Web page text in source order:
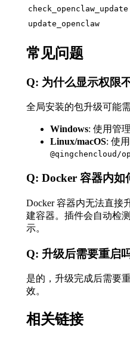
check_openclaw_update
update_openclaw
常见问题
Q: 为什么显示权限
全局安装的包升级可能
Windows: 使用管
Linux/macOS: 使用
@qingchencloud/
Q: Docker 容器内如
Docker 容器内无法直接
建容器。插件会自动检
示。
Q: 升级后需要重启
是的，升级完成后需要
效。
相关链接